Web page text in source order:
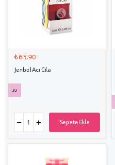
₺ 65.90
Jenbol Acı Cila
20
Sepete Ekle